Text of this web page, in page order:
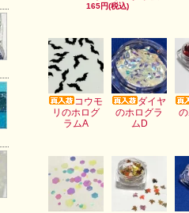
165円(税込)
コウモ
リのホログ
ラムA
ダイヤ
のホログラ
ムD